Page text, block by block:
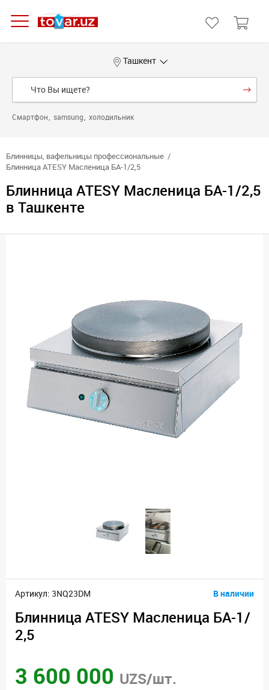
Ташкент
Смартфон samsung холодильник
Блинницы, вафельницы профессиональные
Блинница ATESY Масленица БА-1/2,5
Блинница ATESY Масленица БА-1/2,5
в Ташкенте
Артикул: 3NQ23DM В наличии
Блинница ATESY Масленица БА-1/
2,5
3 600 000 UZS/шт.